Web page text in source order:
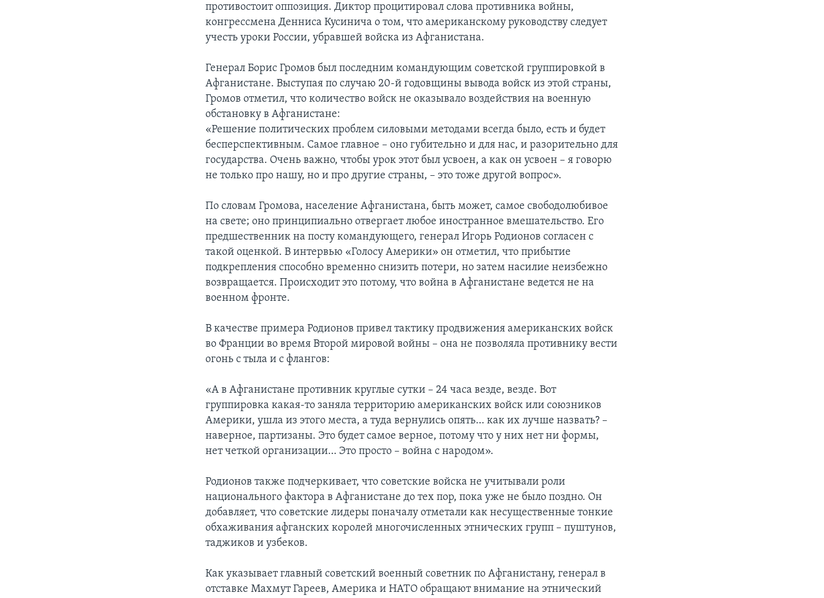
противостоит оппозиция. Диктор процитировал слова противника войны,
конгрессмена Денниса Кусинича о том, что американскому руководству следует
учесть уроки России, убравшей войска из Афганистана.
Генерал Борис Громов был последним командующим советской группировкой в
Афганистане. Выступая по случаю 20-й годовщины вывода войск из этой страны,
Громов отметил, что количество войск не оказывало воздействия на военную
обстановку в Афганистане:
«Решение политических проблем силовыми методами всегда было, есть и будет
бесперспективным. Самое главное – оно губительно и для нас, и разорительно для
государства. Очень важно, чтобы урок этот был усвоен, а как он усвоен – я говорю
не только про нашу, но и про другие страны, – это тоже другой вопрос».
По словам Громова, население Афганистана, быть может, самое свободолюбивое
на свете; оно принципиально отвергает любое иностранное вмешательство. Его
предшественник на посту командующего, генерал Игорь Родионов согласен с
такой оценкой. В интервью «Голосу Америки» он отметил, что прибытие
подкрепления способно временно снизить потери, но затем насилие неизбежно
возвращается. Происходит это потому, что война в Афганистане ведется не на
военном фронте.
В качестве примера Родионов привел тактику продвижения американских войск
во Франции во время Второй мировой войны – она не позволяла противнику вести
огонь с тыла и с флангов:
«А в Афганистане противник круглые сутки – 24 часа везде, везде. Вот
группировка какая-то заняла территорию американских войск или союзников
Америки, ушла из этого места, а туда вернулись опять… как их лучше назвать? –
наверное, партизаны. Это будет самое верное, потому что у них нет ни формы,
нет четкой организации… Это просто – война с народом».
Родионов также подчеркивает, что советские войска не учитывали роли
национального фактора в Афганистане до тех пор, пока уже не было поздно. Он
добавляет, что советские лидеры поначалу отметали как несущественные тонкие
обхаживания афганских королей многочисленных этнических групп – пуштунов,
таджиков и узбеков.
Как указывает главный советский военный советник по Афганистану, генерал в
отставке Махмут Гареев, Америка и НАТО обращают внимание на этнический